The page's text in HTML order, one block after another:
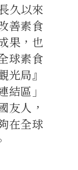
久以來
善素食
果，也
球素食
光局』
區」
友人，
在全球